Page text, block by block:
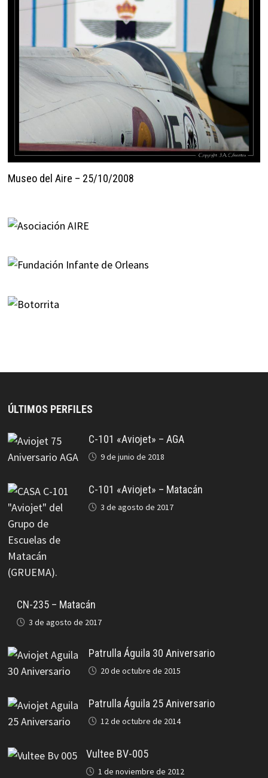
Museo del Aire – 25/10/2008
ÚLTIMOS PERFILES
C-101 «Aviojet» – AGA
9 de junio de 2018
C-101 «Aviojet» – Matacán
3 de agosto de 2017
CN-235 – Matacán
3 de agosto de 2017
Patrulla Águila 30 Aniversario
20 de octubre de 2015
Patrulla Águila 25 Aniversario
12 de octubre de 2014
Vultee BV-005
1 de noviembre de 2012